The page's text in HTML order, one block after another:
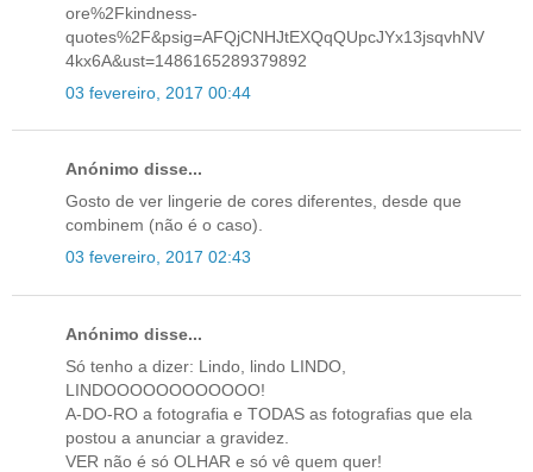
ore%2Fkindness-
quotes%2F&psig=AFQjCNHJtEXQqQUpcJYx13jsqvhNV
4kx6A&ust=1486165289379892
03 fevereiro, 2017 00:44
Anónimo disse...
Gosto de ver lingerie de cores diferentes, desde que
combinem (não é o caso).
03 fevereiro, 2017 02:43
Anónimo disse...
Só tenho a dizer: Lindo, lindo LINDO,
LINDOOOOOOOOOOOO!
A-DO-RO a fotografia e TODAS as fotografias que ela
postou a anunciar a gravidez.
VER não é só OLHAR e só vê quem quer!